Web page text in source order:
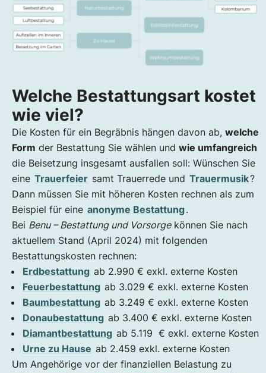
Welche Bestattungsart kostet
wie viel?
Die Kosten für ein Begräbnis hängen davon ab, welche
Form der Bestattung Sie wählen und wie umfangreich
die Beisetzung insgesamt ausfallen soll: Wünschen Sie
eine Trauerfeier samt Trauerrede und Trauermusik?
Dann müssen Sie mit höheren Kosten rechnen als zum
Beispiel für eine anonyme Bestattung.
Bei Benu – Bestattung und Vorsorgekönnen Sie nach
aktuellem Stand (April 2024) mit folgenden
Bestattungskosten rechnen:
Erdbestattung ab 2.990 € exkl. externe Kosten
Feuerbestattung ab 3.029 € exkl. externe Kosten
Baumbestattung ab 3.249 € exkl. externe Kosten
Donaubestattung ab 3.400 € exkl. externe Kosten
Diamantbestattung ab 5.119 € exkl. externe Kosten
Urne zu Hause ab 2.459 exkl. externe Kosten
Um Angehörige vor der finanziellen Belastung zu